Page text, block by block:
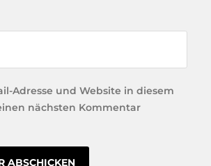
Adresse und Website in diesem
nächsten Kommentar